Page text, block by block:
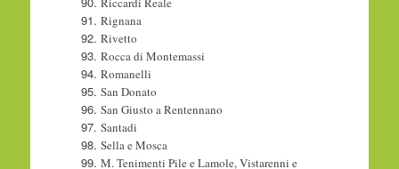
Rignana
Rivetto
Rocca di Montemassi
Romanelli
San Donato
San Giusto a Rentennano
Santadi
Sella e Mosca
M. Tenimenti Pile e Lamole, Vistarenni e